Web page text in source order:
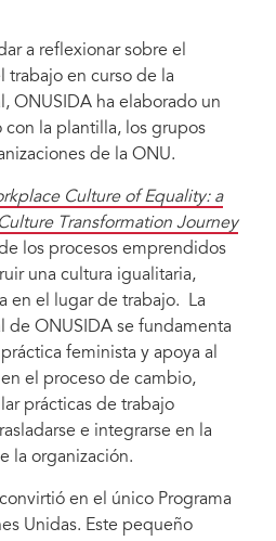
a reflexionar sobre el
trabajo en curso de la
ONUSIDA ha elaborado un
la plantilla, los grupos
de la ONU.
Culture of Equality: a
Transformation Journey
los procesos emprendidos
una cultura igualitaria,
en el lugar de trabajo. La
de ONUSIDA se fundamenta
feminista y apoya al
el proceso de cambio,
prácticas de trabajo
e integrarse en la
la organización.
en el único Programa
Unidas. Este pequeño